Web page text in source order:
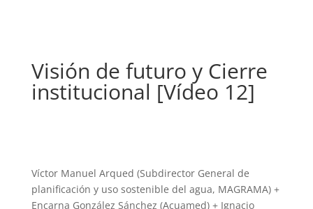
Visión de futuro y Cierre
institucional [Vídeo 12]
Víctor Manuel Arqued (Subdirector General de
planificación y uso sostenible del agua, MAGRAMA) +
Encarna González Sánchez (Acuamed) + Ignacio